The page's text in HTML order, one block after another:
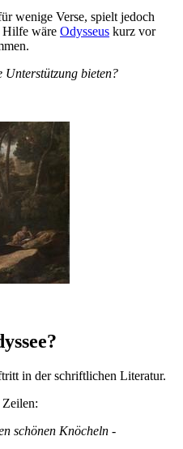
wenige Verse, spielt jedoch
Hilfe wäre Odysseus kurz vor
Unterstützung bieten?
in der schriftlichen Literatur.
schönen Knöcheln -